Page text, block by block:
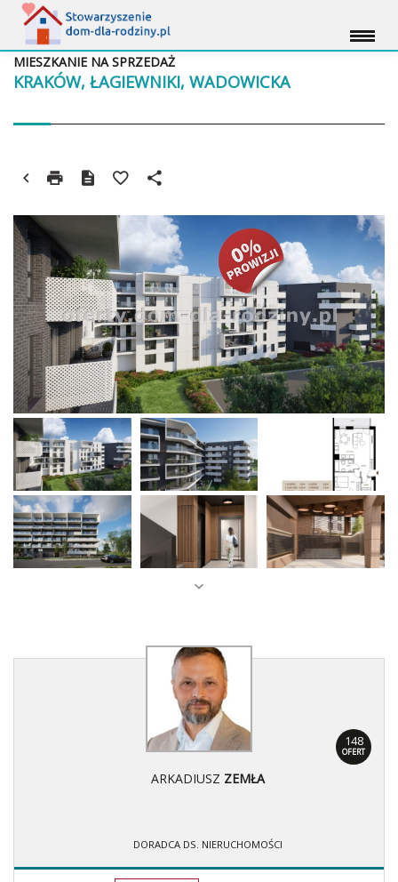
KRAKÓW, ŁAGIEWNIKI, WADOWICKA
MIESZKANIE NA SPRZEDAŻ
148
OFERT
ARKADIUSZ ZEMŁA
DORADCA DS. NIERUCHOMOŚCI